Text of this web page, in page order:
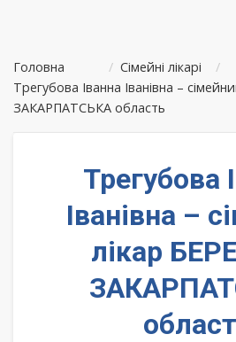
Головна / Сімейні лікарі
/
Трегубова Іванна Іванівна –
ЗАКАРПАТСЬКА область
Трегубова
Іванівна –
лікар